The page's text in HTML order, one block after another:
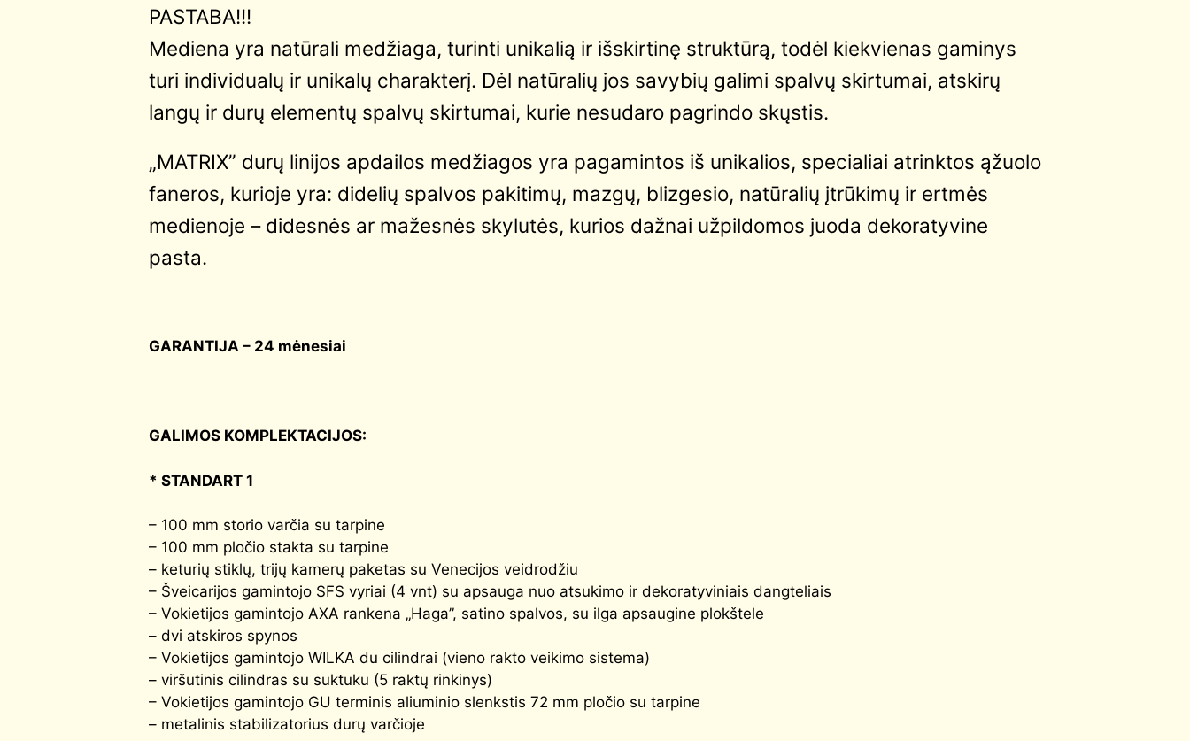
PASTABA!!!
Mediena yra natūrali medžiaga, turinti unikalią ir išskirtinę struktūrą, todėl kiekvienas gaminys
turi individualų ir unikalų charakterį. Dėl natūralių jos savybių galimi spalvų skirtumai, atskirų
langų ir durų elementų spalvų skirtumai, kurie nesudaro pagrindo skųstis.
„MATRIX” durų linijos apdailos medžiagos yra pagamintos iš unikalios, specialiai atrinktos ąžuolo
faneros, kurioje yra: didelių spalvos pakitimų, mazgų, blizgesio, natūralių įtrūkimų ir ertmės
medienoje – didesnės ar mažesnės skylutės, kurios dažnai užpildomos juoda dekoratyvine
pasta.
GARANTIJA – 24 mėnesiai
GALIMOS KOMPLEKTACIJOS:
* STANDART 1
– 100 mm storio varčia su tarpine
– 100 mm pločio stakta su tarpine
– keturių stiklų, trijų kamerų paketas su Venecijos veidrodžiu
– Šveicarijos gamintojo SFS vyriai (4 vnt) su apsauga nuo atsukimo ir dekoratyviniais dangteliais
– Vokietijos gamintojo AXA rankena „Haga”, satino spalvos, su ilga apsaugine plokštele
– dvi atskiros spynos
– Vokietijos gamintojo WILKA du cilindrai (vieno rakto veikimo sistema)
– viršutinis cilindras su suktuku (5 raktų rinkinys)
– Vokietijos gamintojo GU terminis aliuminio slenkstis 72 mm pločio su tarpine
– metalinis stabilizatorius durų varčioje